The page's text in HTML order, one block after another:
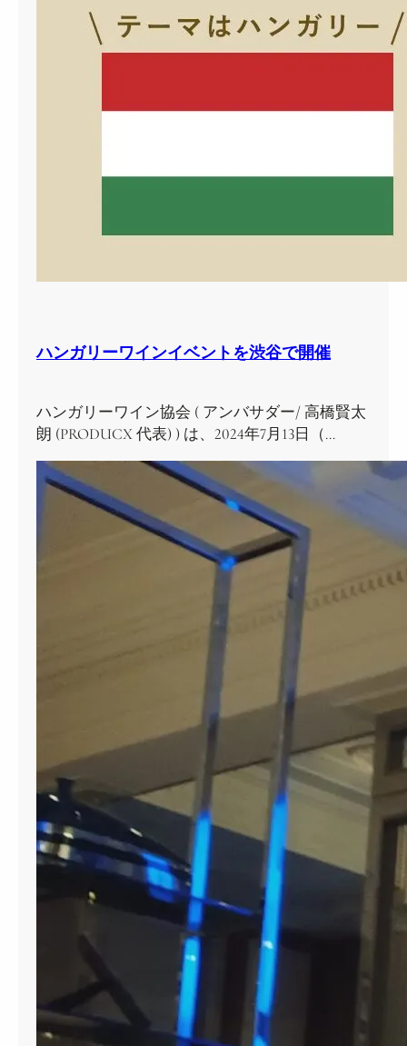
ハンガリーワインイベントを渋谷で開催
ハンガリーワイン協会 ( アンバサダー/ 高橋賢太
朗 (PRODUCX 代表) ) は、2024年7月13日（…